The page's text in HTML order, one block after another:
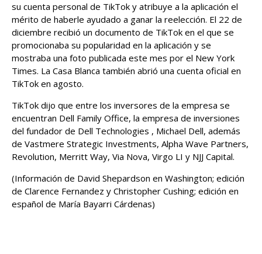
su cuenta personal de TikTok y atribuye a la aplicación el
mérito de haberle ayudado a ganar la reelección. El 22 de
diciembre recibió un ‍documento de TikTok en el que ⁠se
promocionaba su popularidad en la aplicación y se
mostraba una foto publicada este mes por el New York
Times. La Casa Blanca también abrió una cuenta oficial en
TikTok en agosto.
TikTok dijo que entre los inversores de la ⁠empresa se
encuentran Dell Family Office, la empresa de inversiones
del fundador de Dell Technologies , Michael Dell, además
de Vastmere Strategic Investments, Alpha Wave Partners,
‌Revolution, Merritt Way, Via Nova, Virgo LI y NJJ Capital.
(Información de David Shepardson en Washington; edición
de Clarence ‌Fernandez y Christopher Cushing; edición en
español de María Bayarri Cárdenas)